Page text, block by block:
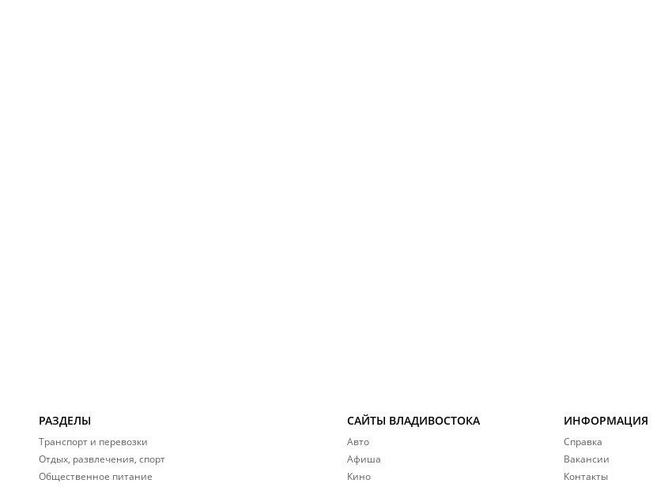
РАЗДЕЛЫ
Транспорт и перевозки
Отдых, развлечения, спорт
Общественное питание
САЙТЫ ВЛАДИВОСТОКА
Авто
Афиша
Кино
ИНФОРМАЦИЯ
Справка
Вакансии
Контакты